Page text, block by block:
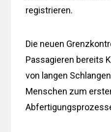
registrieren.
Die neuen
Passagieren bereits
von langen
Menschen zum